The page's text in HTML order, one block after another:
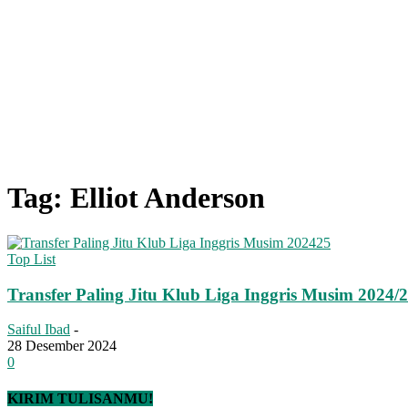
Tag: Elliot Anderson
Top List
Transfer Paling Jitu Klub Liga Inggris Musim 2024/
Saiful Ibad -
28 Desember 2024
0
KIRIM TULISANMU!